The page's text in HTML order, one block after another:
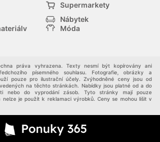
Supermarkety
Nábytek
Móda
práva vyhrazena. Texty nesmí být kopírovány ani
písemného souhlasu. Fotografie, obrázky a
pouze pro ilustrační účely. Zvýhodněné ceny jsou od
na těchto stránkách. Nabídky jsou platné od a do
nebo do vyprodání zásob. Tyto stránky mají pouze
je použít k reklamaci výrobků. Ceny se mohou lišit v